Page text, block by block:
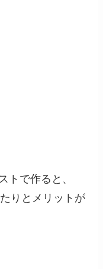
トで作ると、
りとメリットが